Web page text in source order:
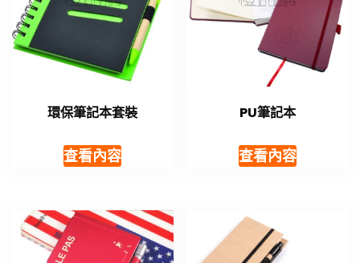
環保筆記本套裝
查看內容
PU筆記本
查看內容